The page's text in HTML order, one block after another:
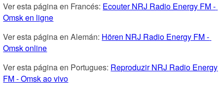
Ver esta página en Francés: Ecouter NRJ Radio Energy FM -
Omsk en ligne
Ver esta página en Alemán: Hören NRJ Radio Energy FM -
Omsk online
Ver esta página en Portugues: Reproduzir NRJ Radio Energy
FM - Omsk ao vivo